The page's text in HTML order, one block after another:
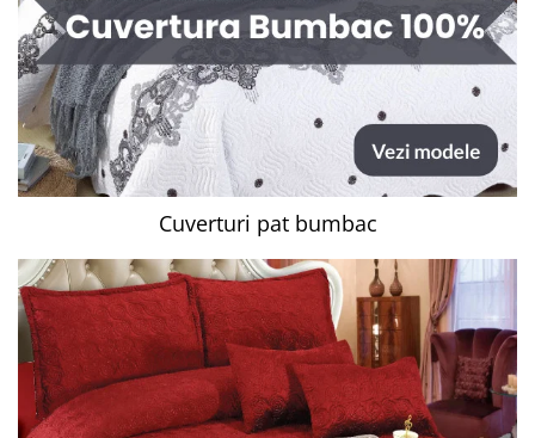
Cuverturi pat bumbac